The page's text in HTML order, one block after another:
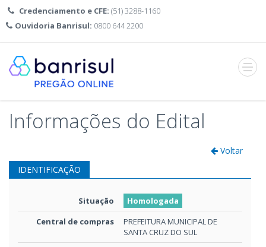
Credenciamento e CFE: (51) 3288-1160
Ouvidoria Banrisul: 0800 644 2200
Abrir
menu
Informações do Edital
Voltar
IDENTIFICAÇÃO
Situação
Homologada
Central de compras
PREFEITURA MUNICIPAL DE
SANTA CRUZ DO SUL